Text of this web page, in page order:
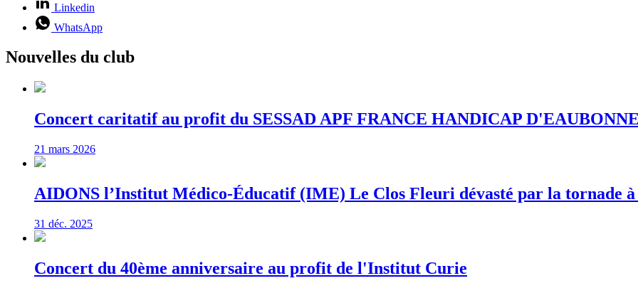
Linkedin
WhatsApp
Nouvelles du club
Concert caritatif au profit du SESSAD APF FRANCE HANDICAP
21 mars 2026
AIDONS l’Institut Médico-Éducatif (IME) Le Clos Fleuri dévasté par la tornade
31 déc. 2025
Concert du 40ème anniversaire au profit de l'Institut Curie